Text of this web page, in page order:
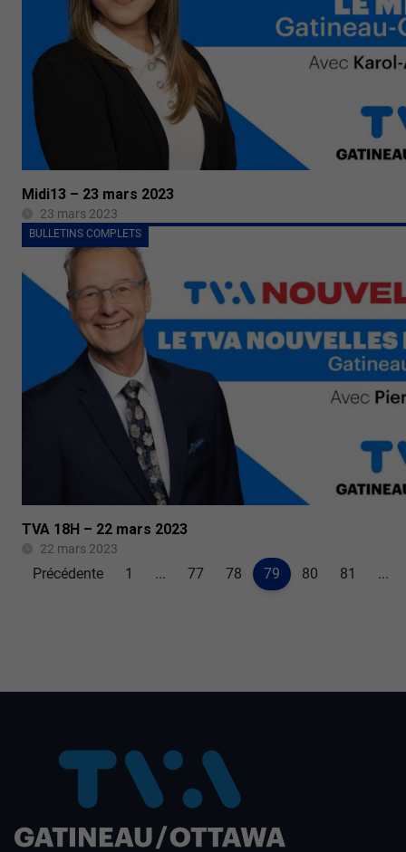
Midi13 – 23 mars 2023
23 mars 2023
BULLETINS COMPLETS
TVA 18H – 22 mars 2023
22 mars 2023
Précédente 1 ... 77 78 79 80 81 ...